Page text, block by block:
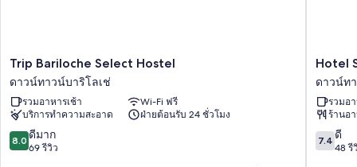
ทีวีจอแอลซีดีพร้อม ช่องเคเบิล
ห้องนั่งเล่นแยกเป็นสัดส่วน, เครื่องทำความร้อน และบริการทำความ
สะอาดทุกวัน
Trip
Bariloche
Select
Hostel
ดาวน์
ทาวน์
บา
Trip Bariloche Select Hostel
ดาวน์ทาวน์บาริโลเช่
รวมอาหารเช้า
Wi-Fi ฟรี
บริการทำความสะอาด
ฝ่ายต้อนรับ 24 ชั่วโมง
8.0
จาก
8.0 ดีมาก
69 รีวิว
Hotel
ดาวน์
ทาวน์
บา
ริ
Hotel
ดาวน์ท
รวมอ
ร้านอ
7.4
จาก
7.4 ดี
48 รี